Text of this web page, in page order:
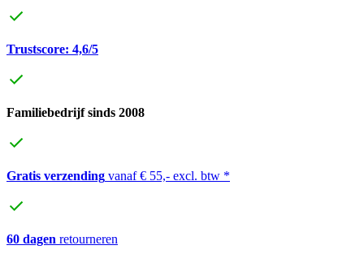
Trustscore: 4,6/5
Familiebedrijf sinds 2008
Gratis verzending vanaf € 55,- excl. btw *
60 dagen retourneren